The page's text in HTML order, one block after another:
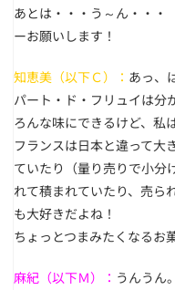
あとは・・・う～ん・・・
ーお願いします！
知恵美（以下Ｃ）： あっ、
パート・ド・フリュイは分
ろんな味にできるけど、私
フランスは日本と違って大
ていたり（量り売りで小分
れて積まれていたり、売ら
も大好きだよね！
ちょっとつまみたくなるお
麻紀（以下Ｍ）： うんうん